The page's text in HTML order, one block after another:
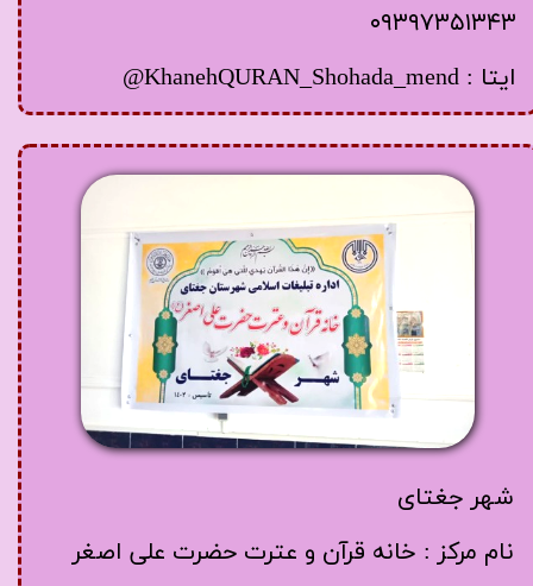
۰۹۳۹۷۳۵۱۳۴۳
ایتا : KhanehQURAN_Shohada_mend@
شهر جغتای
​​​​​​​نام مرکز : خانه قرآن و عترت حضرت علی اصغر